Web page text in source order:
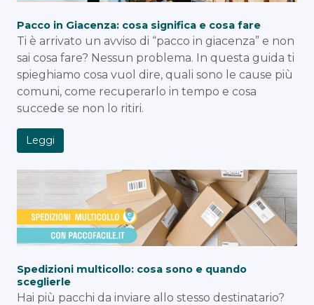
Pacco in Giacenza: cosa significa e cosa fare
Ti è arrivato un avviso di “pacco in giacenza” e non
sai cosa fare? Nessun problema. In questa guida ti
spieghiamo cosa vuol dire, quali sono le cause più
comuni, come recuperarlo in tempo e cosa
succede se non lo ritiri.
Leggi
Spedizioni multicollo: cosa sono e quando
sceglierle
Hai più pacchi da inviare allo stesso destinatario?